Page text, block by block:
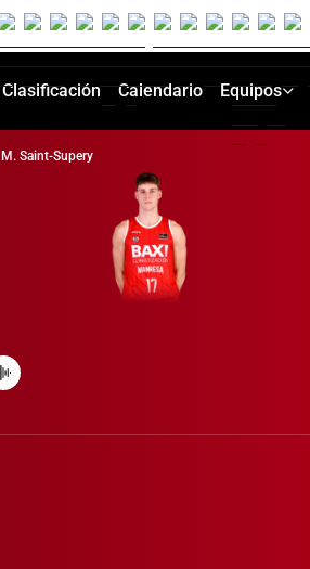
Clasificación Calendario Equipos
M. Saint-Supery